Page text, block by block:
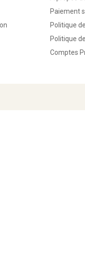
Paiement
Politique
Politique
Comptes